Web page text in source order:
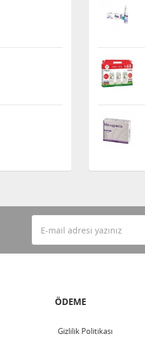
ÖDEME
Gizlilik Politikası